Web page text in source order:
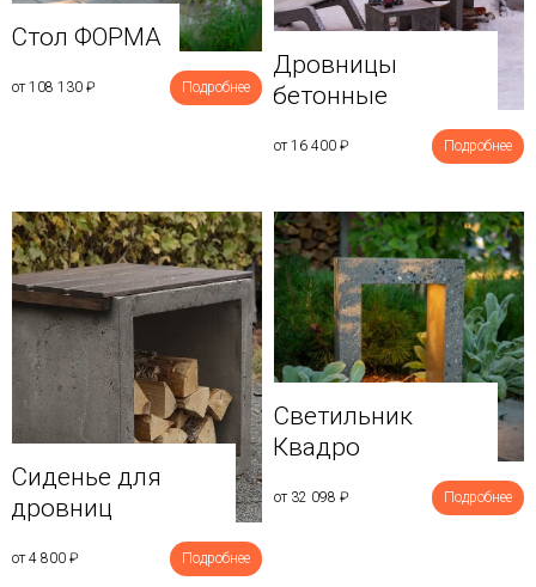
Стол ФОРМА
от 108 130 ₽ Подробнее
Дровницы
бетонные
от 16 400 ₽ Подробнее
Сиденье для
дровниц
от 4 800 ₽ Подробнее
Светильник
Квадро
от 32 098 ₽ Подробнее